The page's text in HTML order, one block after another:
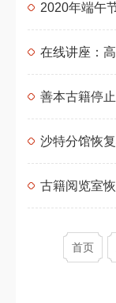
2020年端午
善本古籍停
沙特分馆恢
古籍阅览室
首页